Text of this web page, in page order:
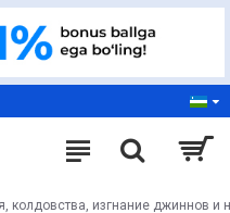
колдовства, изгнание джиннов